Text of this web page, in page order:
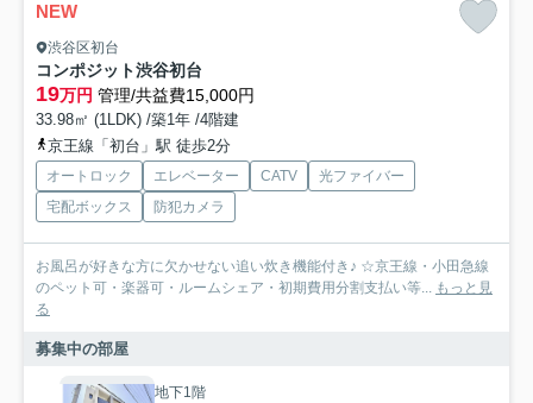
NEW
渋谷区初台
コンポジット渋谷初台
19万円 管理/共益費15,000円
33.98㎡ (1LDK) /築1年 /4階建
京王線「初台」駅 徒歩2分
オートロック エレベーター CATV
光ファイバー
宅配ボックス
防犯カメラ
お風呂が好きな方に欠かせない追い炊き機能付き♪ ☆京王線・小田急線
のペット可・楽器可・ルームシェア・初期費用分割支払い等... もっと見
る
募集中の部屋
地下1階